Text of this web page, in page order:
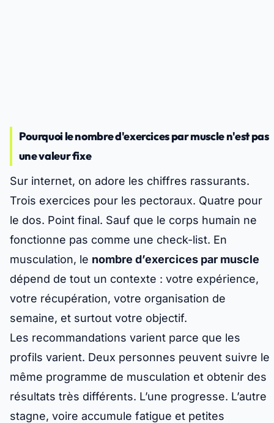
Pourquoi le nombre d'exercices par muscle n'est pas
une valeur fixe
Sur internet, on adore les chiffres rassurants.
Trois exercices pour les pectoraux. Quatre pour
le dos. Point final. Sauf que le corps humain ne
fonctionne pas comme une check-list. En
musculation, le nombre d’exercices par muscle
dépend de tout un contexte : votre expérience,
votre récupération, votre organisation de
semaine, et surtout votre objectif.
Les recommandations varient parce que les
profils varient. Deux personnes peuvent suivre le
même programme de musculation et obtenir des
résultats très différents. L’une progresse. L’autre
stagne, voire accumule fatigue et petites